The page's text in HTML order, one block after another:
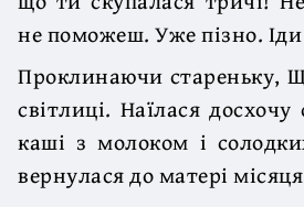
не поможеш. Уже пізно.
Проклинаючи стареньку,
світлиці. Наїлася досхочу
каші з молоком і
вернулася до матері